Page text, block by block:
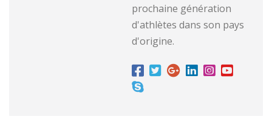
prochaine génération
d'athlètes dans son pays
d'origine.